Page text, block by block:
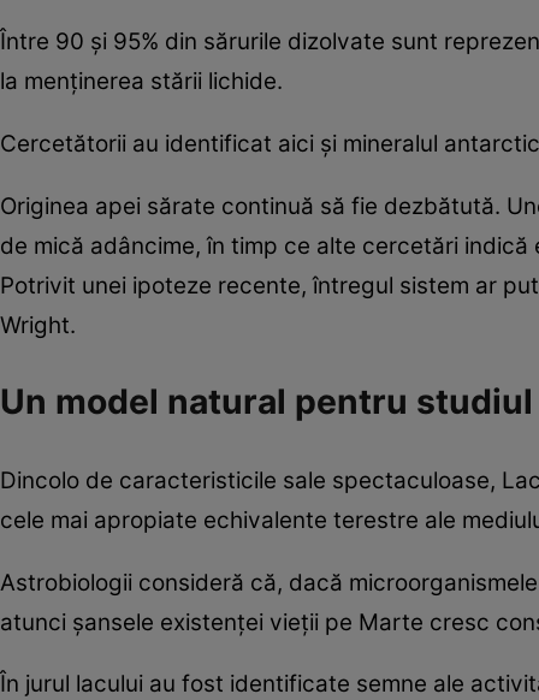
Între 90 și 95% din sărurile dizolvate sunt
la menținerea stării lichide.
Cercetătorii au identificat aici și mineralul
Originea apei sărate continuă să fie dezbătută.
de mică adâncime, în timp ce alte cercetări
Potrivit unei ipoteze recente, întregul sistem ar
Wright.
Un model natural pentru
Dincolo de caracteristicile sale spectaculoase,
cele mai apropiate echivalente terestre ale
Astrobiologii consideră că, dacă
atunci șansele existenței vieții pe Marte cresc
În jurul lacului au fost identificate semne ale